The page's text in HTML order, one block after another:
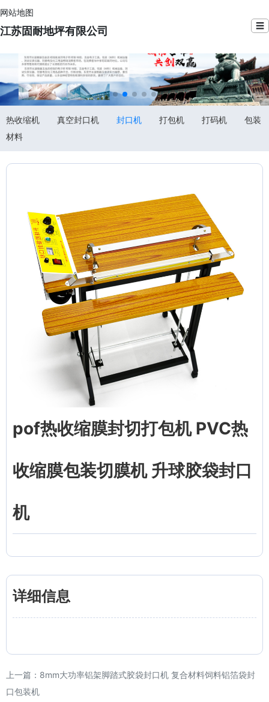
网站地图
江苏固耐地坪有限公司 ☰
热收缩机 真空封口机 封口机 打包机 打码机
包装
材料
pof热收缩膜封切打包机 PVC热
收缩膜包装切膜机 升球胶袋封口
机
详细信息
上一篇： 8mm大功率铝架脚踏式胶袋封口机 复合材料饲料铝箔袋封
口包装机